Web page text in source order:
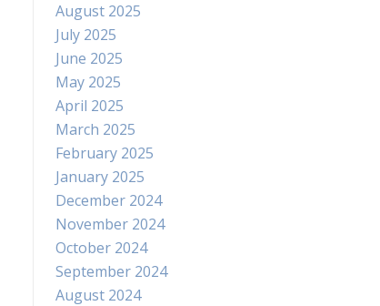
August 2025
July 2025
June 2025
May 2025
April 2025
March 2025
February 2025
January 2025
December 2024
November 2024
October 2024
September 2024
August 2024